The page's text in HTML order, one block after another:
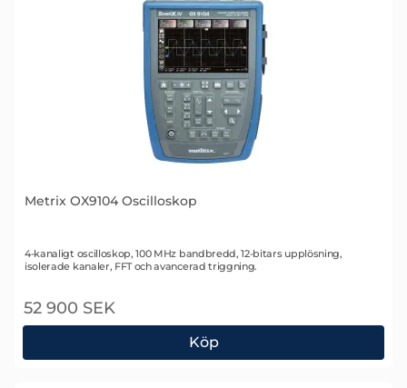
Metrix OX9104 Oscilloskop
Art. nr 2107
4-kanaligt oscilloskop, 100 MHz bandbredd, 12-bitars upplösning,
isolerade kanaler, FFT och avancerad triggning.
52 900 SEK
Köp
Metrix OX9104 Oscilloskop